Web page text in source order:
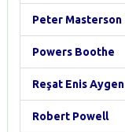
Peter Masterson
Powers Boothe
Reşat Enis Aygen
Robert Powell